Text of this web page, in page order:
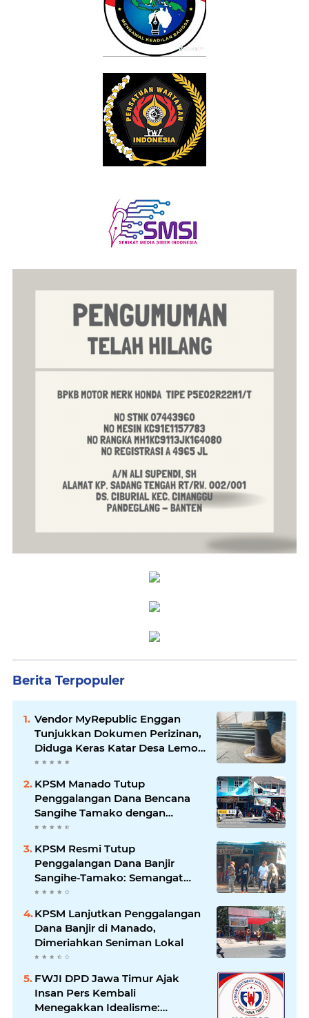
Berita Terpopuler
Vendor MyRepublic Enggan
Tunjukkan Dokumen Perizinan,
Diduga Keras Katar Desa Lemo
Disebut Handle Kordinasi
KPSM Manado Tutup
Penggalangan Dana Bencana
Sangihe Tamako dengan
Semangat Tinggi, Dihadiri
KPSM Resmi Tutup
Penggalangan Dana Banjir
Sangihe-Tamako: Semangat
Kebersamaan & Solidaritas
KPSM Lanjutkan Penggalangan
Dana Banjir di Manado,
Dimeriahkan Seniman Lokal
FWJI DPD Jawa Timur Ajak
Insan Pers Kembali
Menegakkan Idealisme: